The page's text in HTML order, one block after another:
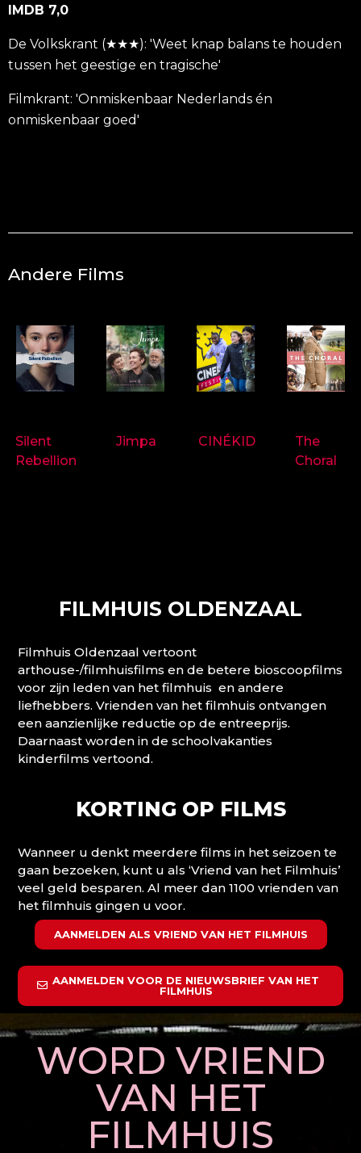
IMDB 7,0
De Volkskrant (★★★): 'Weet knap balans te houden
tussen het geestige en tragische'
Filmkrant: 'Onmiskenbaar Nederlands én
onmiskenbaar goed'
Andere Films
Silent
Rebellion
Jimpa CINÉKID
The
Choral
FILMHUIS OLDENZAAL
Filmhuis Oldenzaal vertoont
arthouse-/filmhuisfilms en de betere bioscoopfilms
voor zijn leden van het filmhuis en andere
liefhebbers. Vrienden van het filmhuis ontvangen
een aanzienlijke reductie op de entreeprijs.
Daarnaast worden in de schoolvakanties
kinderfilms vertoond.
KORTING OP FILMS
Wanneer u denkt meerdere films in het seizoen te
gaan bezoeken, kunt u als ‘Vriend van het Filmhuis’
veel geld besparen. Al meer dan 1100 vrienden van
het filmhuis gingen u voor.
AANMELDEN ALS VRIEND VAN HET FILMHUIS
AANMELDEN VOOR DE NIEUWSBRIEF VAN HET
FILMHUIS
WORD VRIEND
VAN HET
FILMHUIS